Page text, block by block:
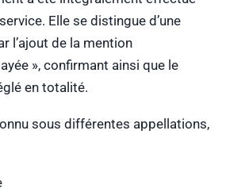
Elle se distingue d’une
l’ajout de la mention
», confirmant ainsi que le
en totalité.
sous différentes appellations,